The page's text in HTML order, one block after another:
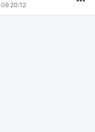
20:12